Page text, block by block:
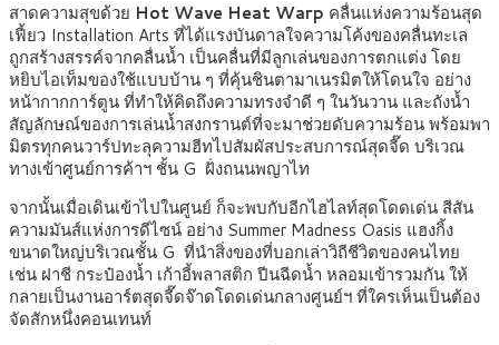
สาดความสุขด้วย Hot Wave Heat Warp คลื่นแห่งความร้อนสุด
เฟี้ยว Installation Arts ที่ได้แรงบันดาลใจความโค้งของคลื่นทะเล
ถูกสร้างสรรค์จากคลื่นน้ำ เป็นคลื่นที่มีลูกเล่นของการตกแต่ง โดย
หยิบไอเท็มของใช้แบบบ้าน ๆ ที่คุ้นชินตามาเนรมิตให้โดนใจ อย่าง
หน้ากากการ์ตูน ที่ทำให้คิดถึงความทรงจำดี ๆ ในวันวาน และถังน้ำ
สัญลักษณ์ของการเล่นน้ำสงกรานต์ที่จะมาช่วยดับความร้อน พร้อมพา
มิตรทุกคนวาร์ปทะลุความฮีทไปสัมผัสประสบการณ์สุดจี๊ด บริเวณ
ทางเข้าศูนย์การค้าฯ ชั้น G ฝั่งถนนพญาไท
จากนั้นเมื่อเดินเข้าไปในศูนย์ ก็จะพบกับอีกไฮไลท์สุดโดดเด่น สีสัน
ความมันส์แห่งการดีไซน์ อย่าง Summer Madness Oasis แฮงกิ้ง
ขนาดใหญ่บริเวณชั้น G ที่นำสิ่งของที่บอกเล่าวิถีชีวิตของคนไทย
เช่น ฝาชี กระป๋องน้ำ เก้าอี้พลาสติก ปีนฉีดน้ำ หลอมเข้ารวมกัน ให้
กลายเป็นงานอาร์ตสุดจี๊ดจ๊าดโดดเด่นกลางศูนย์ฯ ที่ใครเห็นเป็นต้อง
จัดสักหนึ่งคอนเทนท์